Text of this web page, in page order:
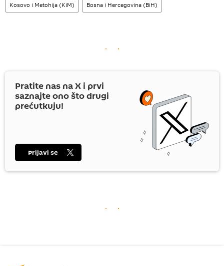
Kosovo i Metohija (KiM) Bosna i Hercegovina (BiH)
Pratite nas naX i prvi
saznajte ono što drugi
prećutkuju!
Prijavi se